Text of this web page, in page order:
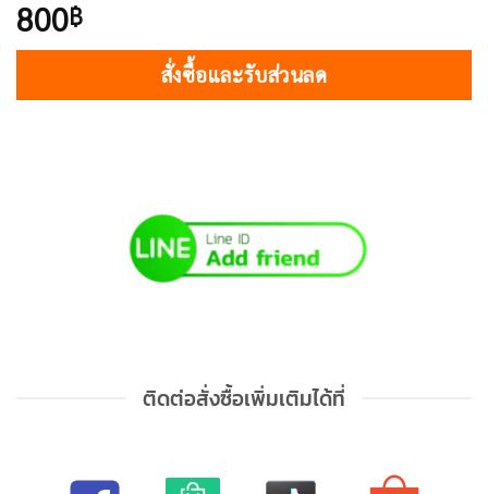
800฿
สั่งซื้อและรับส่วนลด
ติดต่อสั่งซื้อเพิ่มเติมได้ที่